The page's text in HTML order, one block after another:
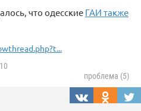
что одесcкие ГАИ также
проблема (5)